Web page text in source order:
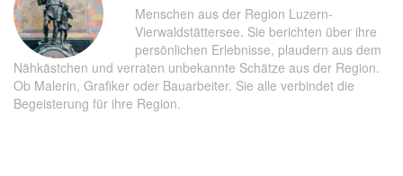
Menschen aus der Region Luzern-
Vierwaldstättersee. Sie berichten über ihre
persönlichen Erlebnisse, plaudern aus dem
Nähkästchen und verraten unbekannte Schätze aus der Region.
Ob Malerin, Grafiker oder Bauarbeiter. Sie alle verbindet die
Begeisterung für ihre Region.